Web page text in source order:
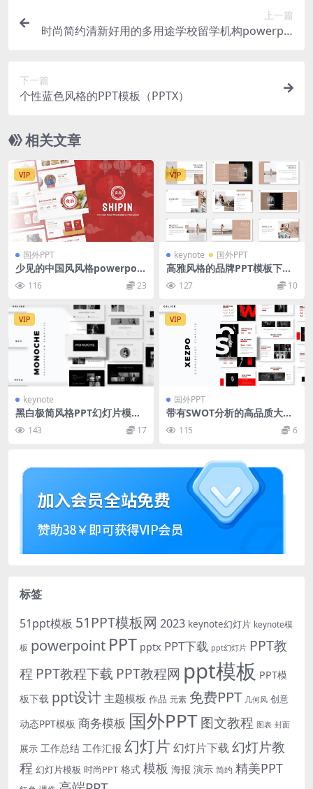
上一篇
时尚简约清新好用的多用途学校留学机构powerpoi
下一篇
个性蓝色风格的PPT模板（PPTX）
相关文章
VIP
国外PPT
少见的中国风风格powerpoin
t幻灯片演示模板（pptx）
116 23
VIP
keynote 国外PPT
高雅风格的品牌PPT模板下载
（PPTX,Key）
127 10
VIP
keynote
黑白极简风格PPT幻灯片模板
下载 Monoche – Presentati
on Template
143 17
VIP
国外PPT
带有SWOT分析的高品质大数
据Google Slides谷歌幻灯片
演示模板（pptx）
115 6
标签
51ppt模板 51PPT模板网 2023 keynote幻灯片 keynote模
板 powerpoint PPT pptx PPT下载 ppt幻灯片 PPT教
程 PPT教程下载 PPT教程网 ppt模板 PPT模
板下载 ppt设计 主题模板 作品 元素 免费PPT 几何风 创意
动态PPT模板 商务模板 国外PPT图文教程 图表 封面
展示 工作总结 工作汇报 幻灯片 幻灯片下载 幻灯片教
程 幻灯片模板 时尚PPT 格式 模板 海报 演示 简约 精美PPT